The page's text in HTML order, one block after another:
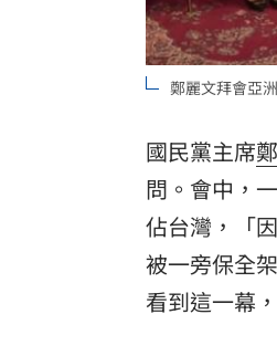
「拍片人的多
8國球員齊聚
鄭麗文拜會亞
國民黨主席
問。會中，
佔台灣，「
被一旁保全
看到這一幕